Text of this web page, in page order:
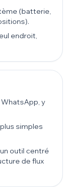
(batterie,
endroit,
y
simples
outil centré
de flux